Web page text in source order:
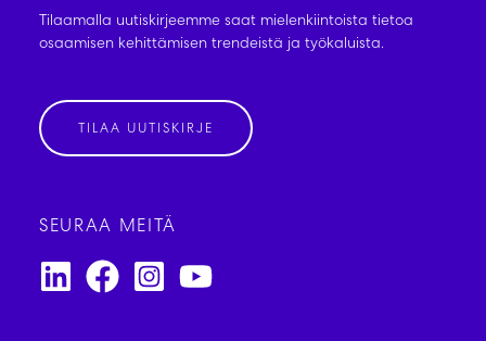
Tilaamalla uutiskirjeemme saat mielenkiintoista tietoa
osaamisen kehittämisen trendeistä ja työkaluista.
TILAA UUTISKIRJE
SEURAA MEITÄ